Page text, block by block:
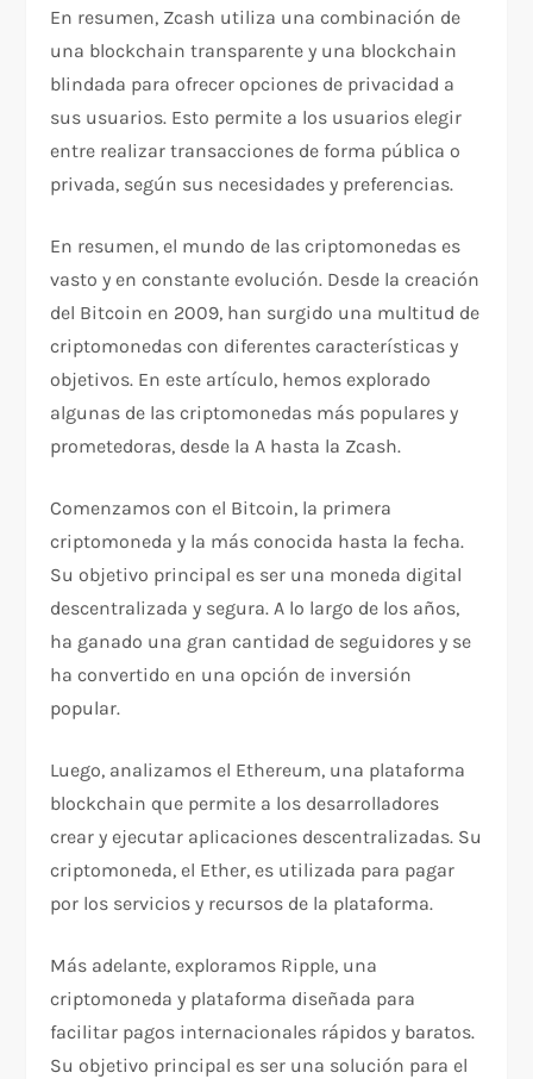
En resumen, Zcash utiliza una combinación de
una blockchain transparente y una blockchain
blindada para ofrecer opciones de privacidad a
sus usuarios. Esto permite a los usuarios elegir
entre realizar transacciones de forma pública o
privada, según sus necesidades y preferencias.
En resumen, el mundo de las criptomonedas es
vasto y en constante evolución. Desde la creación
del Bitcoin en 2009, han surgido una multitud de
criptomonedas con diferentes características y
objetivos. En este artículo, hemos explorado
algunas de las criptomonedas más populares y
prometedoras, desde la A hasta la Zcash.
Comenzamos con el Bitcoin, la primera
criptomoneda y la más conocida hasta la fecha.
Su objetivo principal es ser una moneda digital
descentralizada y segura. A lo largo de los años,
ha ganado una gran cantidad de seguidores y se
ha convertido en una opción de inversión
popular.
Luego, analizamos el Ethereum, una plataforma
blockchain que permite a los desarrolladores
crear y ejecutar aplicaciones descentralizadas. Su
criptomoneda, el Ether, es utilizada para pagar
por los servicios y recursos de la plataforma.
Más adelante, exploramos Ripple, una
criptomoneda y plataforma diseñada para
facilitar pagos internacionales rápidos y baratos.
Su objetivo principal es ser una solución para el